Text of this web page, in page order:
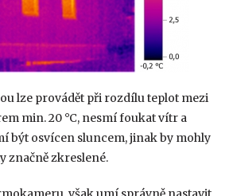
lze provádět při rozdílu teplot mezi
min. 20 °C, nesmí foukat vítr a
být osvícen sluncem, jinak by mohly
značně zkreslené.